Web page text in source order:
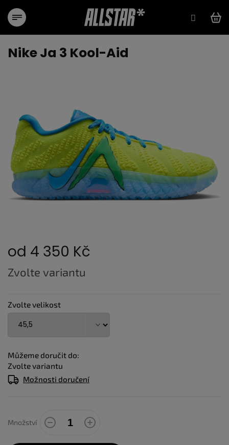
obsah
Nike Ja 3 Kool-Aid
od 4 350 Kč
Měrná
cena:
Zvolte variantu
Zvolte velikost
Můžeme doručit do:
Zvolte variantu
Možnosti doručení
Množství